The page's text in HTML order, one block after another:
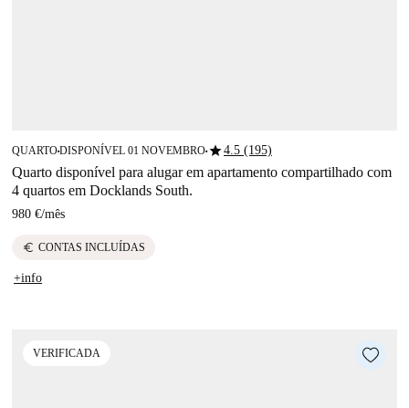
QUARTO■DISPONÍVEL 01 NOVEMBRO■star4.5 (195)
Quarto disponível para alugar em apartamento compartilhado com
4 quartos em Docklands South.
980 €/mês
euro CONTAS INCLUÍDAS
+info
VERIFICADA